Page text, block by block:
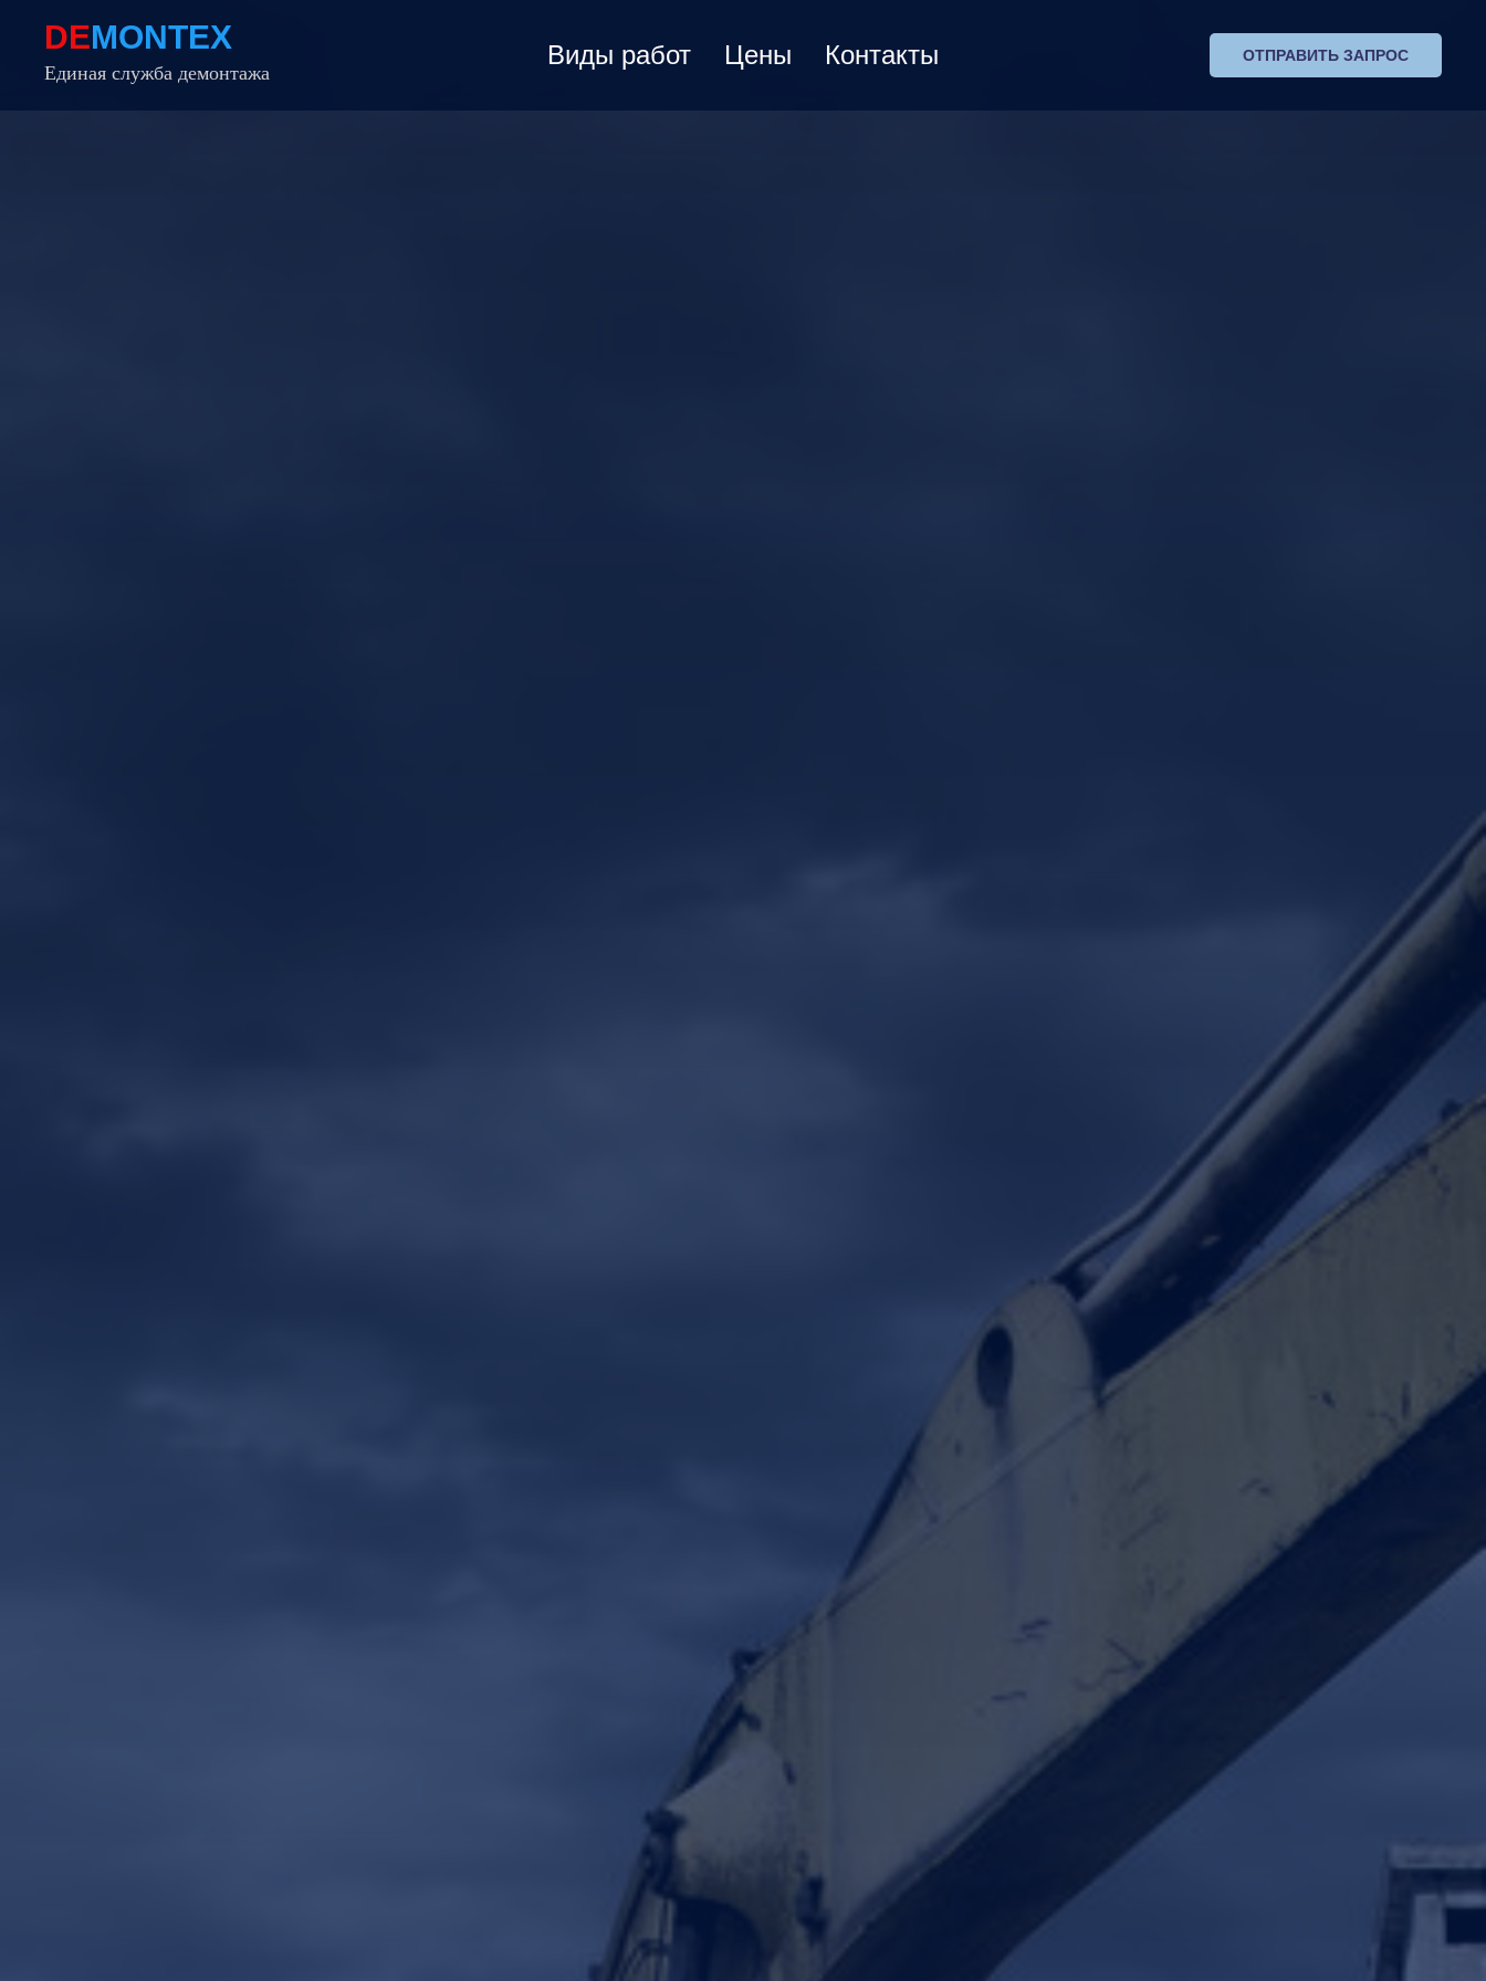
DEMONTEX
Единая служба демонтажа
Виды работ Цены Контакты ОТПРАВИТЬ ЗАПРОС